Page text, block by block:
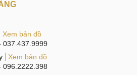
lớp vỏ mới có cùng kích thước,
thay thế này bao gồm cả thay
Dịch vụ này thường được người
hợp bộ khung máy của Vivo
Xem bản đồ
037.437.9999
Xem bản đồ
096.2222.398